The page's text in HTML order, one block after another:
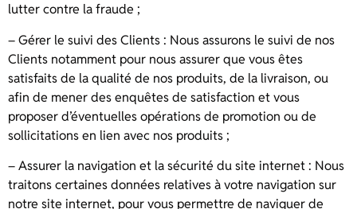
lutter contre la fraude ;
– Gérer le suivi des Clients : Nous assurons le suivi de nos
Clients notamment pour nous assurer que vous êtes
satisfaits de la qualité de nos produits, de la livraison, ou
afin de mener des enquêtes de satisfaction et vous
proposer d’éventuelles opérations de promotion ou de
sollicitations en lien avec nos produits ;
– Assurer la navigation et la sécurité du site internet : Nous
traitons certaines données relatives à votre navigation sur
notre site internet, pour vous permettre de naviguer de